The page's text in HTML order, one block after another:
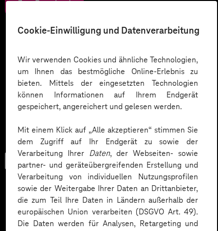
Cookie-Einwilligung und Datenverarbeitung
Wir verwenden Cookies und ähnliche Technologien,
um Ihnen das bestmögliche Online-Erlebnis zu
bieten. Mittels der eingesetzten Technologien
können Informationen auf Ihrem Endgerät
gespeichert, angereichert und gelesen werden.
Mit einem Klick auf „Alle akzeptieren“ stimmen Sie
dem Zugriff auf Ihr Endgerät zu sowie der
Verarbeitung Ihrer Daten, der Webseiten- sowie
partner- und geräteübergreifenden Erstellung und
Verarbeitung von individuellen Nutzungsprofilen
sowie der Weitergabe Ihrer Daten an Drittanbieter,
die zum Teil Ihre Daten in Ländern außerhalb der
europäischen Union verarbeiten (DSGVO Art. 49).
Die Daten werden für Analysen, Retargeting und
Zum Download
Trend-Porträt
Mit KI die Gesundheit von